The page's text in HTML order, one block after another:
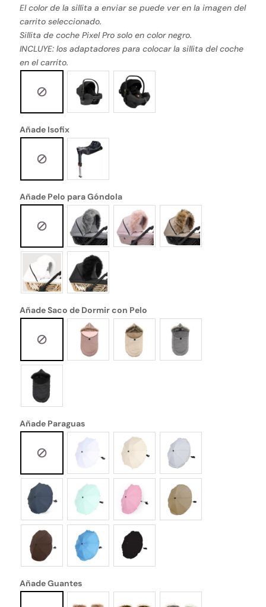
El color de la sillita a enviar se puede ver en la imagen del
carrito seleccionado.
Sillita de coche Pixel Pro solo en color negro.
INCLUYE: los adaptadores para colocar la sillita del coche
en el carrito.
Añade Isofix
Añade Pelo para Góndola
Añade Saco de Dormir con Pelo
Añade Paraguas
Añade Guantes